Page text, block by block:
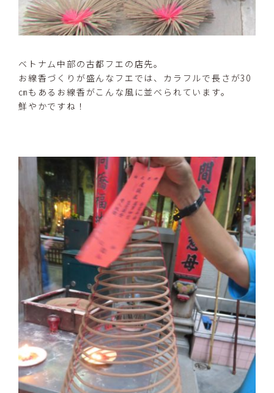
ベトナム中部の古都フエの店先。
お線香づくりが盛んなフエでは、カラフルで長さが30
㎝もあるお線香がこんな風に並べられています。
鮮やかですね！